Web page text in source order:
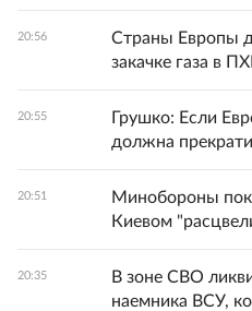
20:56
Страны Европы
закачке газа в
20:55
Грушко: Если
должна
20:51
Минобороны
Киевом
20:35
В зоне СВО
наемника ВСУ,